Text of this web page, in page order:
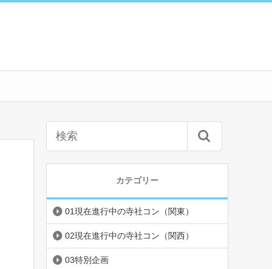
カテゴリー
01現在進行中の寺社コン（関東）
02現在進行中の寺社コン（関西）
03特別企画